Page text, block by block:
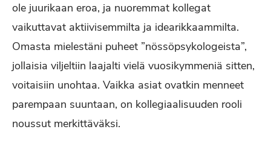
ole juurikaan eroa, ja nuoremmat kollegat
vaikuttavat aktiivisemmilta ja idearikkaammilta.
Omasta mielestäni puheet ”nössöpsykologeista”,
jollaisia viljeltiin laajalti vielä vuosikymmeniä sitten,
voitaisiin unohtaa. Vaikka asiat ovatkin menneet
parempaan suuntaan, on kollegiaalisuuden rooli
noussut merkittäväksi.